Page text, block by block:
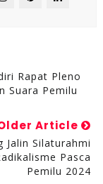
Rapat Pleno
Suara Pemilu
Article
Jalin Silaturahmi
Pasca
Pemilu 2024